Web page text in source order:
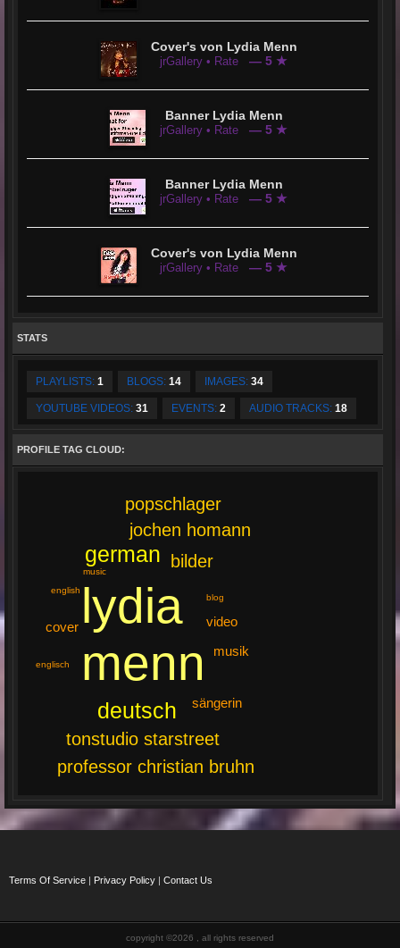
Cover's von Lydia Menn
jrGallery • Rate — 5 ★
Banner Lydia Menn
jrGallery • Rate — 5 ★
Banner Lydia Menn
jrGallery • Rate — 5 ★
Cover's von Lydia Menn
jrGallery • Rate — 5 ★
STATS
PLAYLISTS: 1 BLOGS: 14 IMAGES: 34
YOUTUBE VIDEOS: 31 EVENTS: 2 AUDIO TRACKS: 18
PROFILE TAG CLOUD:
lydia
menn
deutsch
german
tonstudio starstreet
bilder
jochen homann
professor christian bruhn
popschlager
video
cover
musik
sängerin
music
blog
english
englisch
Terms Of Service | Privacy Policy | Contact Us
copyright ©2026 , all rights reserved